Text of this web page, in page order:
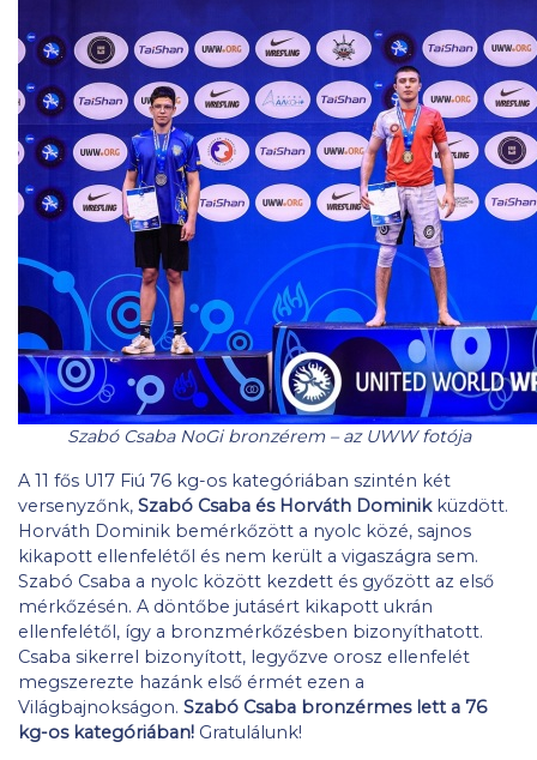
Szabó Csaba NoGi bronzérem – az UWW fotója
A 11 fős U17 Fiú 76 kg-os kategóriában szintén két
versenyzőnk, Szabó Csaba és Horváth Dominikküzdött.
Horváth Dominik bemérkőzött a nyolc közé, sajnos
kikapott ellenfelétől és nem került a vigaszágra sem.
Szabó Csaba a nyolc között kezdett és győzött az első
mérkőzésén. A döntőbe jutásért kikapott ukrán
ellenfelétől, így a bronzmérkőzésben bizonyíthatott.
Csaba sikerrel bizonyított, legyőzve orosz ellenfelét
megszerezte hazánk első érmét ezen a
Világbajnokságon. Szabó Csaba bronzérmes lett a 76
kg-os kategóriában! Gratulálunk!